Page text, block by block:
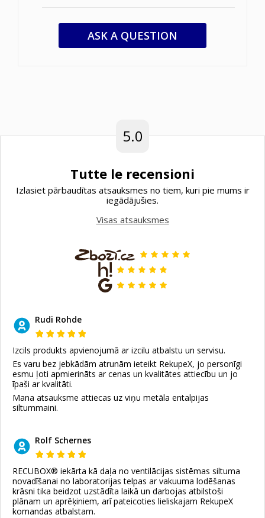
ASK A QUESTION
5.0
Tutte le recensioni
Izlasiet pārbaudītas atsauksmes no tiem, kuri pie mums ir
iegādājušies.
Visas atsauksmes
Rudi Rohde
Izcils produkts apvienojumā ar izcilu atbalstu un servisu.
Es varu bez jebkādām atrunām ieteikt RekupeX, jo personīgi
esmu ļoti apmierināts ar cenas un kvalitātes attiecību un jo
īpaši ar kvalitāti.
Mana atsauksme attiecas uz viņu metāla entalpijas
siltummaini.
Rolf Schernes
RECUBOX® iekārta kā daļa no ventilācijas sistēmas siltuma
novadīšanai no laboratorijas telpas ar vakuuma lodēšanas
krāsni tika beidzot uzstādīta laikā un darbojas atbilstoši
plānam un aprēķiniem, arī pateicoties lieliskajam RekupeX
komandas atbalstam.